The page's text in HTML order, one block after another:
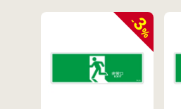
-
3
%